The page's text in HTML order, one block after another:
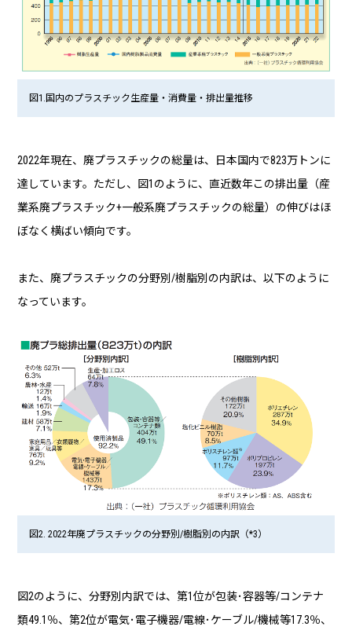
図1.国内のプラスチック生産量・消費量・排出量推移
2022年現在、廃プラスチックの総量は、日本国内で823万トンに
達しています。ただし、図1のように、直近数年この排出量（産
業系廃プラスチック+一般系廃プラスチックの総量）の伸びはほ
ぼなく横ばい傾向です。
また、廃プラスチックの分野別/樹脂別の内訳は、以下のように
なっています。
図2. 2022年廃プラスチックの分野別/樹脂別の内訳（*3）
図2のように、分野別内訳では、第1位が包装･容器等/コンテナ
類49.1％、第2位が電気･電子機器/電線･ケーブル/機械等17.3％、